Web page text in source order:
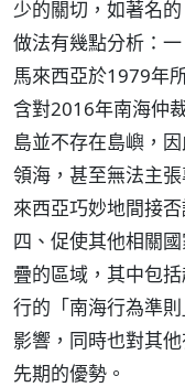
少的關切，如著名
做法有幾點分析：
馬來西亞於1979年
含對2016年南海仲
島並不存在島嶼，
領海，甚至無法主
來西亞巧妙地間接
四、促使其他相關
疊的區域，其中包
行的「南海行為準
影響，同時也對其
先期的優勢。